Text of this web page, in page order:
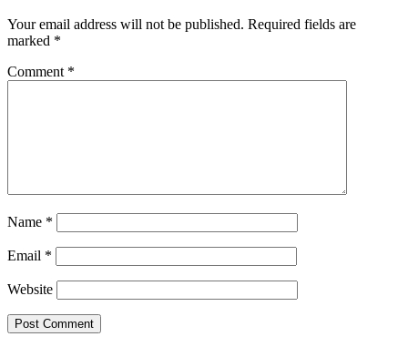
Your email address will not be published. Required fields are
marked *
Comment *
Name *
Email *
Website